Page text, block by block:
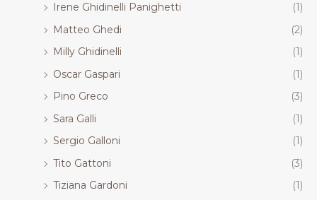
Irene Ghidinelli Panighetti
(1)
Matteo Ghedi
(2)
Milly Ghidinelli
(1)
Oscar Gaspari
(1)
Pino Greco
(3)
Sara Galli
(1)
Sergio Galloni
(1)
Tito Gattoni
(3)
Tiziana Gardoni
(1)